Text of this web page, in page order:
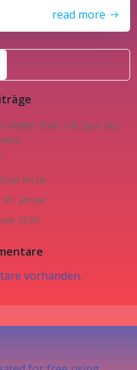
read more
keller feiert mit Spur des
im tik
Januar
2026
vorhanden.